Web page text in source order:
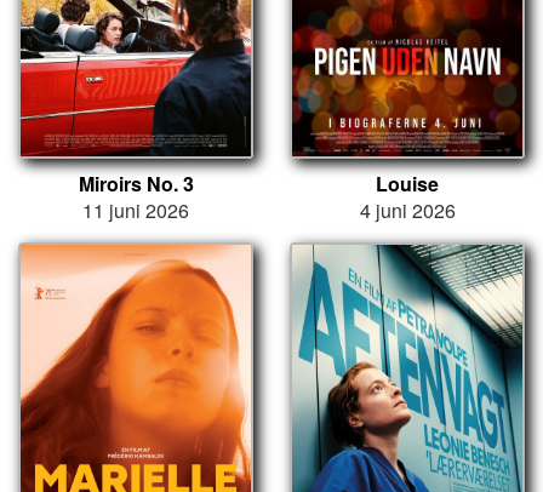
Miroirs No. 3
11 juni 2026
Louise
4 juni 2026